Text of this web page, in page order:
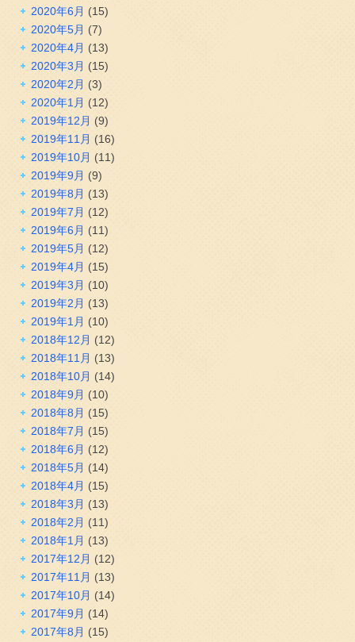
2020年6月 (15)
2020年5月 (7)
2020年4月 (13)
2020年3月 (15)
2020年2月 (3)
2020年1月 (12)
2019年12月 (9)
2019年11月 (16)
2019年10月 (11)
2019年9月 (9)
2019年8月 (13)
2019年7月 (12)
2019年6月 (11)
2019年5月 (12)
2019年4月 (15)
2019年3月 (10)
2019年2月 (13)
2019年1月 (10)
2018年12月 (12)
2018年11月 (13)
2018年10月 (14)
2018年9月 (10)
2018年8月 (15)
2018年7月 (15)
2018年6月 (12)
2018年5月 (14)
2018年4月 (15)
2018年3月 (13)
2018年2月 (11)
2018年1月 (13)
2017年12月 (12)
2017年11月 (13)
2017年10月 (14)
2017年9月 (14)
2017年8月 (15)